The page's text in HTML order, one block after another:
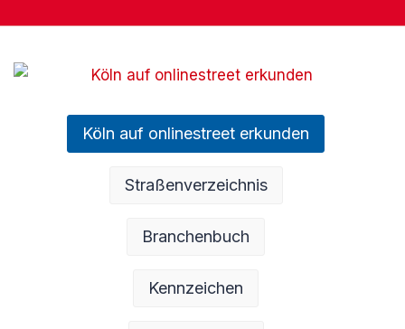
Köln auf onlinestreet erkunden
Straßenverzeichnis
Branchenbuch
Kennzeichen